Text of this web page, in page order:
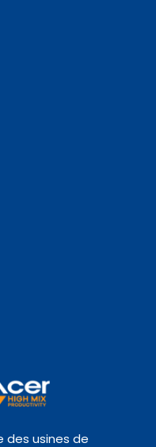
des usines de